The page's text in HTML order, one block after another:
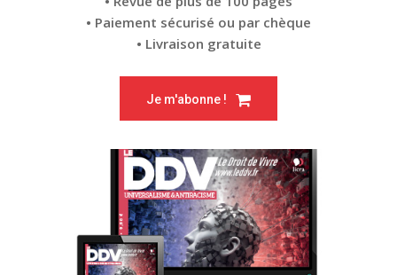
• Paiement sécurisé ou par chèque
• Livraison gratuite
Je m'abonne !